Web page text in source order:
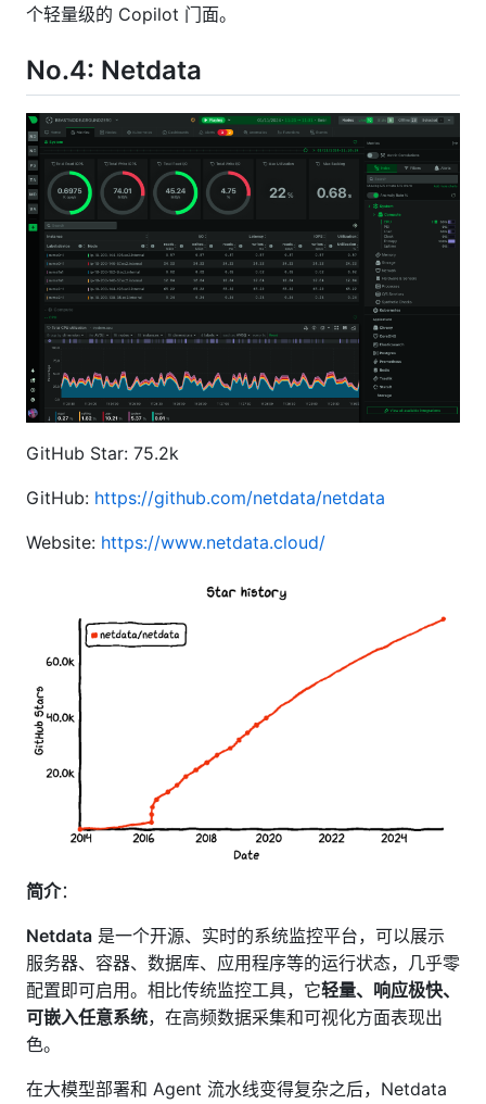
个轻量级的 Copilot 门面。
No.4: Netdata
GitHub Star: 75.2k
GitHub: https://github.com/netdata/netdata
Website: https://www.netdata.cloud/
简介：
Netdata 是一个开源、实时的系统监控平台，可以展示
服务器、容器、数据库、应用程序等的运行状态，几乎零
配置即可启用。相比传统监控工具，它轻量、响应极快、
可嵌入任意系统，在高频数据采集和可视化方面表现出
色。
在大模型部署和 Agent 流水线变得复杂之后，Netdata